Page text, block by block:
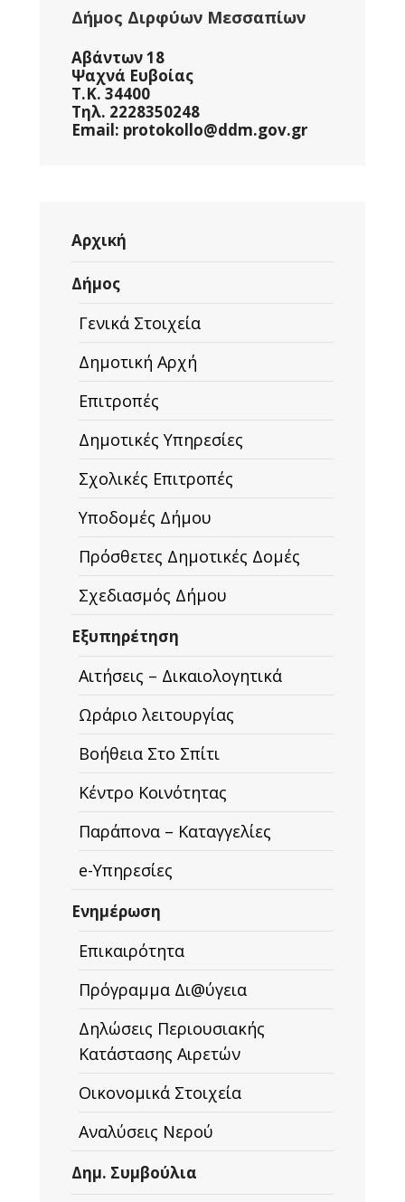
Δήμος Διρφύων Μεσσαπίων
Αβάντων 18
Ψαχνά Ευβοίας
Τ.Κ. 34400
Τηλ. 2228350248
Email: protokollo@ddm.gov.gr
Αρχική
Δήμος
Γενικά Στοιχεία
Δημοτική Αρχή
Επιτροπές
Δημοτικές Υπηρεσίες
Σχολικές Επιτροπές
Υποδομές Δήμου
Πρόσθετες Δημοτικές Δομές
Σχεδιασμός Δήμου
Εξυπηρέτηση
Αιτήσεις – Δικαιολογητικά
Ωράριο λειτουργίας
Βοήθεια Στο Σπίτι
Κέντρο Κοινότητας
Παράπονα – Καταγγελίες
e-Υπηρεσίες
Ενημέρωση
Επικαιρότητα
Πρόγραμμα Δι@ύγεια
Δηλώσεις Περιουσιακής
Κατάστασης Αιρετών
Οικονομικά Στοιχεία
Αναλύσεις Νερού
Δημ. Συμβούλια